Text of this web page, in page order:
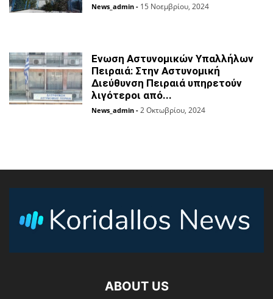
News_admin - 15 Νοεμβρίου, 2024
Ενωση Αστυνομικών Υπαλλήλων
Πειραιά: Στην Αστυνομική
Διεύθυνση Πειραιά υπηρετούν
λιγότεροι από...
News_admin - 2 Οκτωβρίου, 2024
ABOUT US